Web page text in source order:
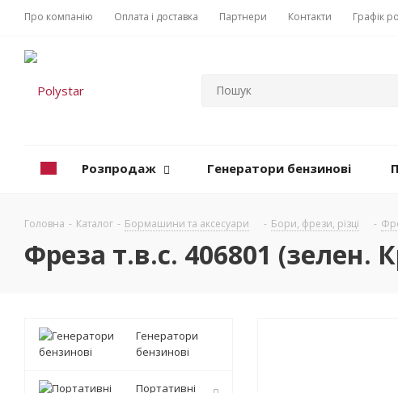
Про компанію Оплата і доставка Партнери Контакти Графік
Розпродаж Генератори бензинові
Головна - Каталог - Бормашини та аксесуари - Бори, фрези, різці -
Фреза т.в.с. 406801 (зелен.
Генератори
бензинові
Портативні